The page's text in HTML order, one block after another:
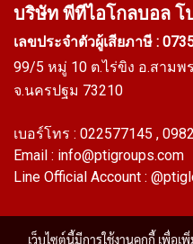
บริษัท พีทีไอโกลบอล โ
เลขประจำตัวผู้เสียภาษี :
99/5 หมู่ 10 ต.ไร่ขิง อ.สามพ
จ.นครปฐม 73210
เบอร์โทร : 022577145 ,
Email : info@ptigroups.com
Line Official Account :
เว็บไซต์นี้มีการใช้งานคุกกี้ เพื่อ